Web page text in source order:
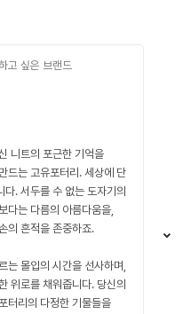
고 싶은 브랜드
니트의 포근한 기억을
드는 고유포터리. 세상에 단
. 서두를 수 없는 도자기의
다는 다름의 아름다움을,
의 흔적을 존중하죠.
는 몰입의 시간을 선사하며,
위로를 채워줍니다. 당신의
터리의 다정한 기물들을